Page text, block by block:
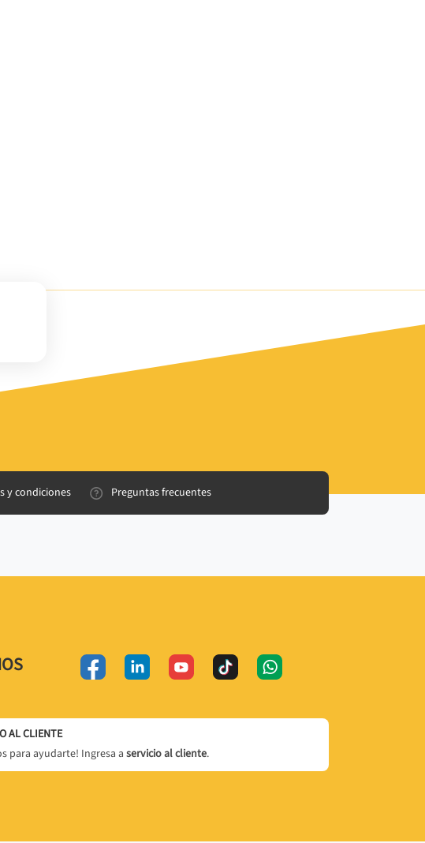
y condiciones Preguntas frecuentes
AL CLIENTE
para ayudarte! Ingresa a servicio al cliente.